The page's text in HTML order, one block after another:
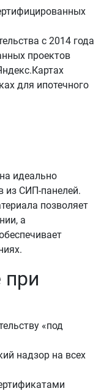
с 2014 года
проектов
для ипотечного
идеально
из СИП-панелей.
позволяет
а
при
«под
надзор на всех